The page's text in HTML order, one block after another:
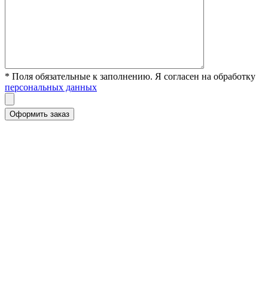
* Поля обязательные к заполнению. Я согласен на обработку
персональных данных